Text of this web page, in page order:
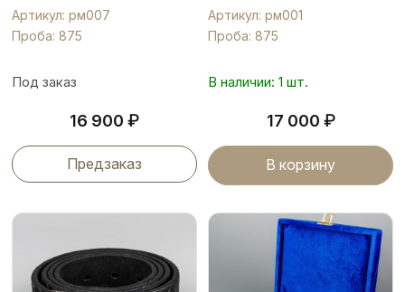
Артикул: рм007
Проба: 875
Под заказ
16 900 ₽
Предзаказ
Артикул: рм001
Проба: 875
В наличии: 1 шт.
17 000 ₽
В корзину